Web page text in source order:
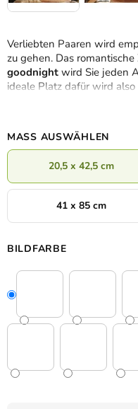
Verliebten Paaren wird
zu gehen. Das
goodnight wird Sie jeden
ideale Platz dafür wird
die Aufschrift am besten
MASS AUSWÄHLEN
20,5 x 42,5 cm
41 x 85 cm
BILDFARBE